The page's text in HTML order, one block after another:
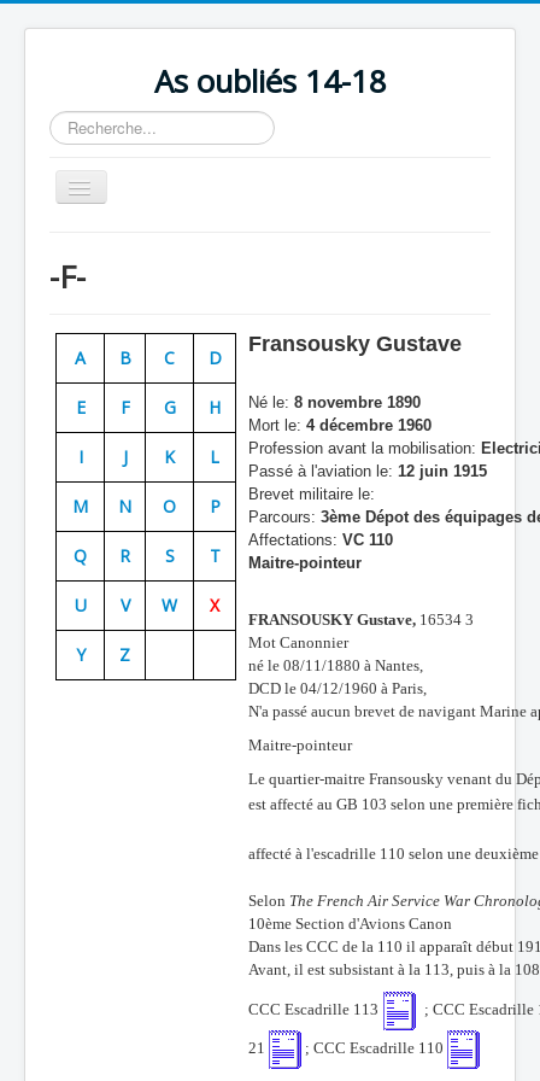
As oubliés 14-18
Rechercher
Basculer
la
Chronologie
Escadrilles
Organisation
Avions
Personnels
Doctrines
Batailles
Les As
Cahiers des As
-F-
A B C D
E F G H
I J K L
M N O P
Q R S T
U V W X
Y Z
Fransousky Gustave
Né le: 8 novembre 1890
Mort le: 4 décembre 1960
Profession avant la mobilisation:
Passé à l'aviation le: 12 juin 1915
Brevet militaire le:
Parcours: 3ème Dépot des équipages
Affectations: VC 110
Maitre-pointeur
FRANSOUSKY Gustave, 16534 3
Mot Canonnier
né le 08/11/1880 à Nantes,
DCD le 04/12/1960 à Paris,
N'a passé aucun brevet de navigant Marine
Maitre-pointeur
Le quartier-maitre Fransousky venant du
est affecté au GB 103 selon une première
affecté à l'escadrille 110 selon une
Selon The French Air Service War
10ème Section d'Avions Canon
Dans les CCC de la 110 il apparaît début
Avant, il est subsistant à la 113, puis à la
CCC Escadrille 113 ; CCC
21 ; CCC Escadrille 110